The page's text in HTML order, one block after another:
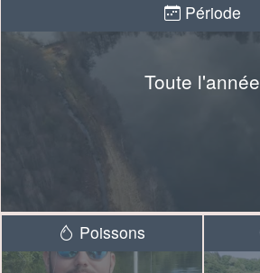
Période
Toute l'année
Poissons